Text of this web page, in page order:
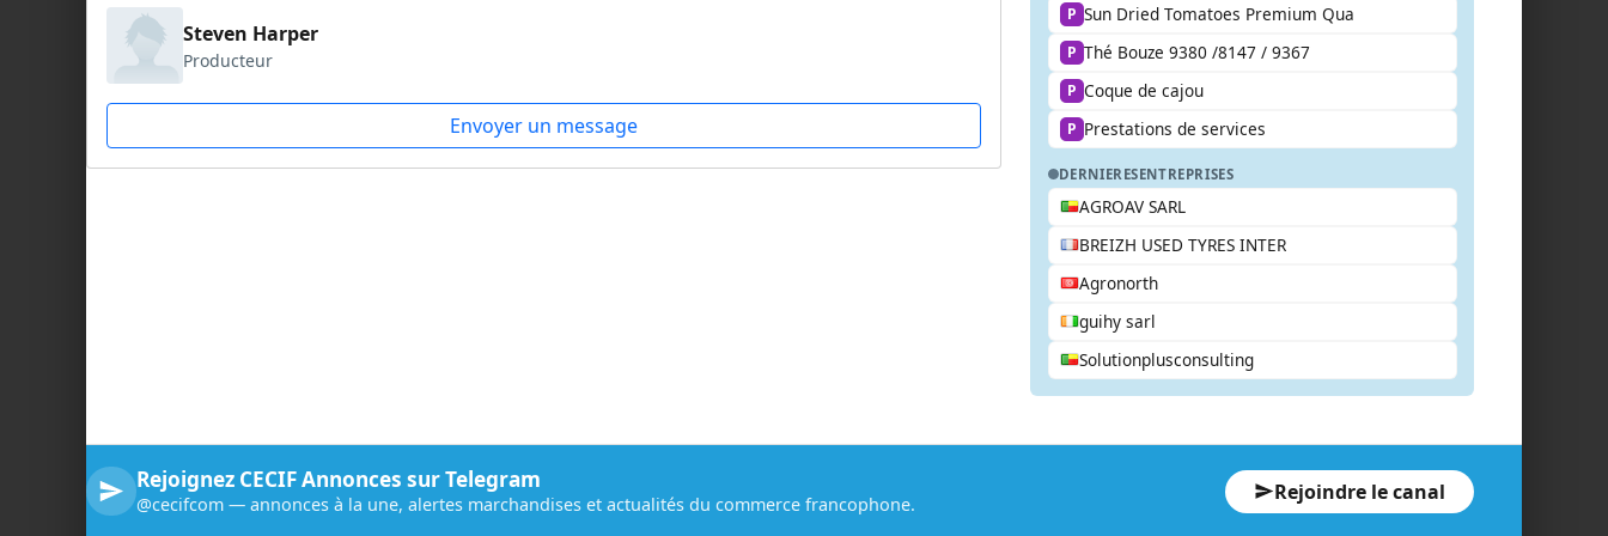
Steven Harper
Producteur
Envoyer un message
P Sun Dried Tomatoes Premium Qua
P Thé Bouze 9380 /8147 / 9367
P Coque de cajou
P Prestations de services
DERNIERESENTREPRISES
AGROAV SARL
BREIZH USED TYRES INTER
Agronorth
guihy sarl
Solutionplusconsulting
Rejoignez CECIF Annonces sur Telegram
@cecifcom — annonces à la une, alertes marchandises et actualités du commerce francophone. Rejoindre le canal